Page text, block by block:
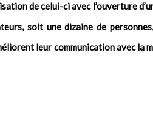
de celui-ci avec l’ouverture
soit une dizaine de
leur communication avec la